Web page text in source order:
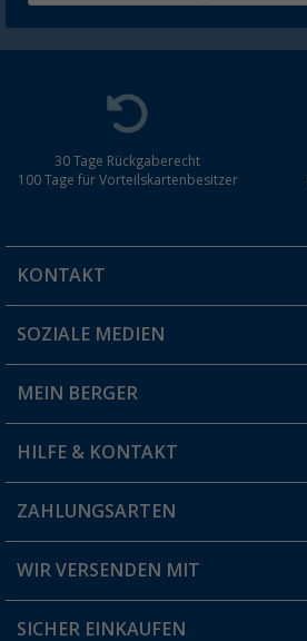
30 Tage Rückgaberecht
100 Tage für Vorteilskartenbesitzer
KONTAKT
Du hast eine Frage?
Filiale finden
SOZIALE MEDIEN
MEIN BERGER
Vorteilskarte
Blog
Jobs & Karriere
HILFE & KONTAKT
FAQ & Kontakt
Versandinformationen
ZAHLUNGSARTEN
WIR VERSENDEN MIT
SICHER EINKAUFEN